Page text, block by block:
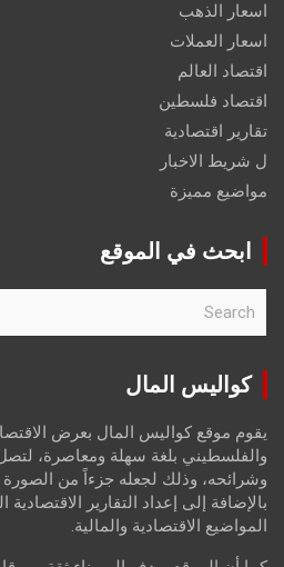
اسعار الذهب
اسعار العملات
اقتصاد العالم
اقتصاد فلسطين
تقارير اقتصادية
ل شريط الاخبار
مواضيع مميزة
ابحث في الموقع
r
كواليس المال
يقوم موقع كواليس المال بعرض
والفلسطيني بلغة سهلة ومعاصرة،
وشرائحه، وذلك لجعله جزءاً من الصورة
بالإضافة إلى إعداد التقارير
المواضيع الاقتصادية والمالية.